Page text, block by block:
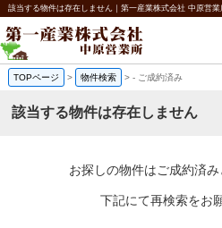
該当する物件は存在しません｜第一産業株式会社 中原営業
TOPページ > 物件検索 >- ご成約済み
該当する物件は存在しません
お探しの物件はご成約済み
下記にて再検索をお